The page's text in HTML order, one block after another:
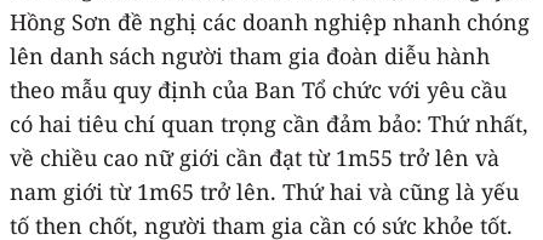
Hồng Sơn đề nghị các doanh nghiệp nhanh chóng
lên danh sách người tham gia đoàn diễu hành
theo mẫu quy định của Ban Tổ chức với yêu cầu
có hai tiêu chí quan trọng cần đảm bảo: Thứ nhất,
về chiều cao nữ giới cần đạt từ 1m55 trở lên và
nam giới từ 1m65 trở lên. Thứ hai và cũng là yếu
tố then chốt, người tham gia cần có sức khỏe tốt.